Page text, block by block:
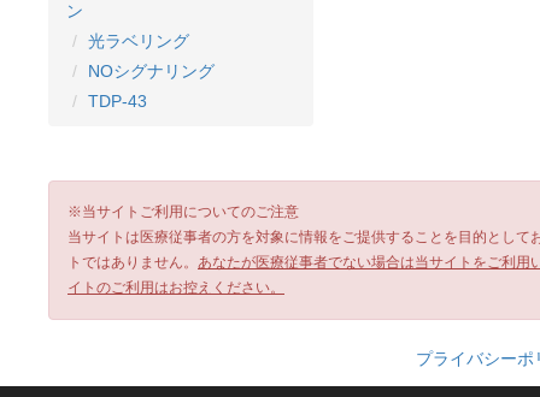
ン
光ラベリング
NOシグナリング
TDP-43
※当サイトご利用についてのご注意
当サイトは医療従事者の方を対象に情報をご提供することを目的とし
トではありません。 あなたが医療従事者でない場合は当サイトをご利
イトのご利用はお控えください。
プライバシーポ